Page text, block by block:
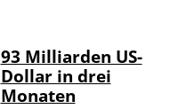
93 Milliarden US-
Dollar in drei
Monaten